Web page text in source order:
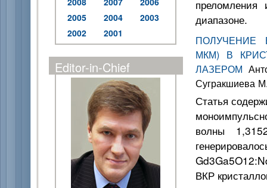
2005
2004
2003
2002
2001
Editor-in-Chief
преломления
диапазоне.
ПОЛУЧЕНИЕ
МКМ) В
ЛАЗЕРОМ
Сугракшиева
Статья
волны
ВКР